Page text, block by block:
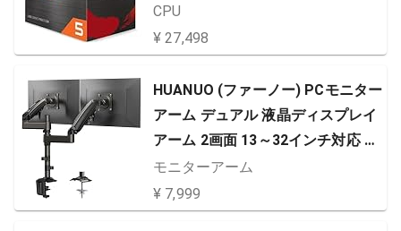
理店品】 100-100000065BOX
CPU
¥ 27,498
HUANUO (ファーノー) PCモニター
アーム デュアル 液晶ディスプレイ
アーム 2画面 13～32インチ対応 耐
荷重2～9kg ガススプリング式 グロ
メット式＆クランプ式 VESA100*1
00 多角度調節 ケーブル収納 HNDS
モニターアーム
¥ 7,999